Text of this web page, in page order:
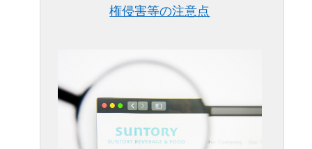
権侵害等の注意点